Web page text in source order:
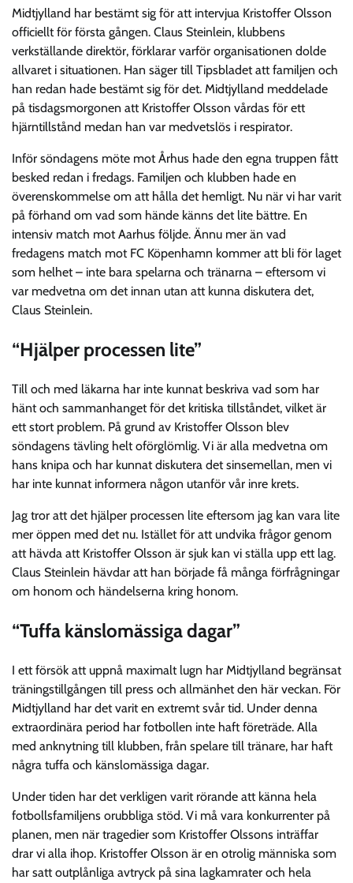
Midtjylland har bestämt sig för att intervjua Kristoffer Olsson
officiellt för första gången. Claus Steinlein, klubbens
verkställande direktör, förklarar varför organisationen dolde
allvaret i situationen. Han säger till Tipsbladet att familjen och
han redan hade bestämt sig för det. Midtjylland meddelade
på tisdagsmorgonen att Kristoffer Olsson vårdas för ett
hjärntillstånd medan han var medvetslös i respirator.
Inför söndagens möte mot Århus hade den egna truppen fått
besked redan i fredags. Familjen och klubben hade en
överenskommelse om att hålla det hemligt. Nu när vi har varit
på förhand om vad som hände känns det lite bättre. En
intensiv match mot Aarhus följde. Ännu mer än vad
fredagens match mot FC Köpenhamn kommer att bli för laget
som helhet – inte bara spelarna och tränarna – eftersom vi
var medvetna om det innan utan att kunna diskutera det,
Claus Steinlein.
“Hjälper processen lite”
Till och med läkarna har inte kunnat beskriva vad som har
hänt och sammanhanget för det kritiska tillståndet, vilket är
ett stort problem. På grund av Kristoffer Olsson blev
söndagens tävling helt oförglömlig. Vi är alla medvetna om
hans knipa och har kunnat diskutera det sinsemellan, men vi
har inte kunnat informera någon utanför vår inre krets.
Jag tror att det hjälper processen lite eftersom jag kan vara lite
mer öppen med det nu. Istället för att undvika frågor genom
att hävda att Kristoffer Olsson är sjuk kan vi ställa upp ett lag.
Claus Steinlein hävdar att han började få många förfrågningar
om honom och händelserna kring honom.
“Tuffa känslomässiga dagar”
I ett försök att uppnå maximalt lugn har Midtjylland begränsat
träningstillgången till press och allmänhet den här veckan. För
Midtjylland har det varit en extremt svår tid. Under denna
extraordinära period har fotbollen inte haft företräde. Alla
med anknytning till klubben, från spelare till tränare, har haft
några tuffa och känslomässiga dagar.
Under tiden har det verkligen varit rörande att känna hela
fotbollsfamiljens orubbliga stöd. Vi må vara konkurrenter på
planen, men när tragedier som Kristoffer Olssons inträffar
drar vi alla ihop. Kristoffer Olsson är en otrolig människa som
har satt outplånliga avtryck på sina lagkamrater och hela